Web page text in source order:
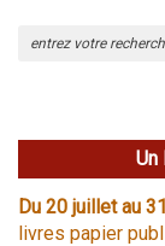
Un
Du 20 juillet au
livres papier